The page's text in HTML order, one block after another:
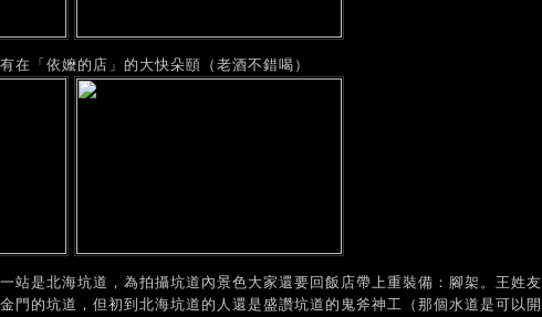
在「依嬤的店」的大快朵頤（老酒不錯喝）
站是北海坑道，為拍攝坑道內景色大家還要回飯店帶上重裝備：腳架。王姓友
門的坑道，但初到北海坑道的人還是盛讚坑道的鬼斧神工（那個水道是可以開